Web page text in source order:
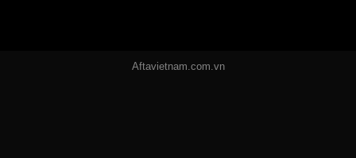
Aftavietnam.com.vn